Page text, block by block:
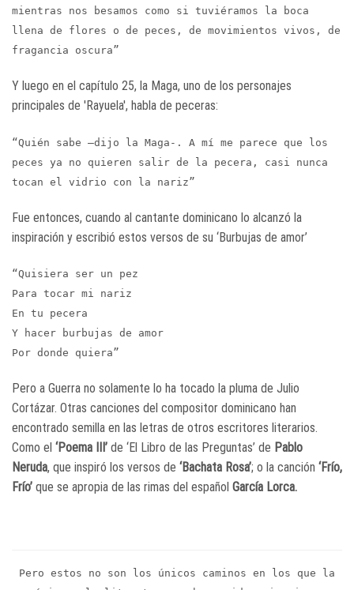
mientras nos besamos como si tuviéramos la boca
llena de flores o de peces, de movimientos vivos, de
fragancia oscura”
Y luego en el capítulo 25, la Maga, uno de los personajes
principales de 'Rayuela', habla de peceras:
“Quién sabe –dijo la Maga-. A mí me parece que los
peces ya no quieren salir de la pecera, casi nunca
tocan el vidrio con la nariz”
Fue entonces, cuando al cantante dominicano lo alcanzó la
inspiración y escribió estos versos de su ‘Burbujas de amor’
“Quisiera ser un pez
Para tocar mi nariz
En tu pecera
Y hacer burbujas de amor
Por donde quiera”
Pero a Guerra no solamente lo ha tocado la pluma de Julio
Cortázar. Otras canciones del compositor dominicano han
encontrado semilla en las letras de otros escritores literarios.
Como el ‘Poema III’ de ‘El Libro de las Preguntas’ de Pablo
Neruda, que inspiró los versos de ‘Bachata Rosa’; o la canción ‘Frío,
Frío’ que se apropia de las rimas del español García Lorca.
Pero estos no son los únicos caminos en los que la